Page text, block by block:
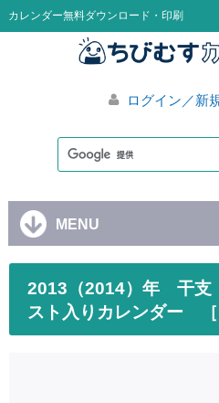
カレンダー無料ダウンロード・印刷
ログイン／新
MENU
2013（2014）年 干支
スト入りカレンダー ［